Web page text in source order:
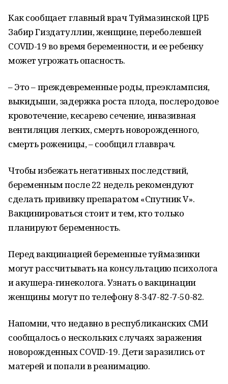
Как сообщает главный врач Туймазинской ЦРБ
Забир Гиздатуллин, женщине, переболевшей
COVID-19 во время беременности, и ее ребенку
может угрожать опасность.
– Это – преждевременные роды, преэклампсия,
выкидыши, задержка роста плода, послеродовое
кровотечение, кесарево сечение, инвазивная
вентиляция легких, смерть новорожденного,
смерть роженицы, – сообщил главврач.
Чтобы избежать негативных последствий,
беременным после 22 недель рекомендуют
сделать прививку препаратом «Спутник V».
Вакцинироваться стоит и тем, кто только
планируют беременность.
Перед вакцинацией беременные туймазинки
могут рассчитывать на консультацию психолога
и акушера-гинеколога. Узнать о вакцинации
женщины могут по телефону 8-347-82-7-50-82.
Напомни, что недавно в республиканских СМИ
сообщалось о нескольких случаях заражения
новорожденных COVID-19. Дети заразились от
матерей и попали в реанимацию.